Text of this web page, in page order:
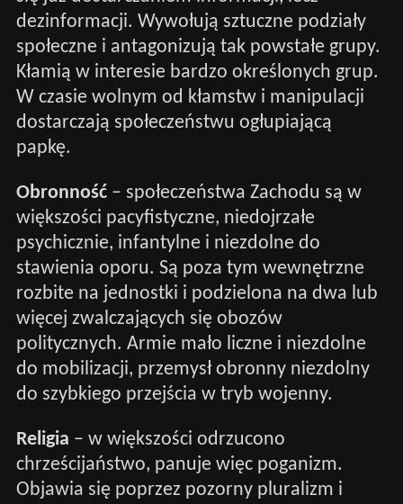
dezinformacji. Wywołują sztuczne podziały
społeczne i antagonizują tak powstałe grupy.
Kłamią w interesie bardzo określonych grup.
W czasie wolnym od kłamstw i manipulacji
dostarczają społeczeństwu ogłupiającą
papkę.
Obronność– społeczeństwa Zachodu są w
większości pacyfistyczne, niedojrzałe
psychicznie, infantylne i niezdolne do
stawienia oporu. Są poza tym wewnętrzne
rozbite na jednostki i podzielona na dwa lub
więcej zwalczających się obozów
politycznych. Armie mało liczne i niezdolne
do mobilizacji, przemysł obronny niezdolny
do szybkiego przejścia w tryb wojenny.
Religia – w większości odrzucono
chrześcijaństwo, panuje więc poganizm.
Objawia się poprzez pozorny pluralizm i